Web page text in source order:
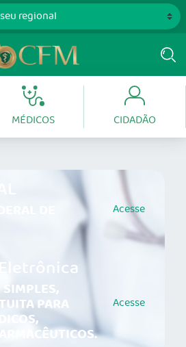
MÉDICOS CIDADÃO
DE Acesse
PARA Acesse